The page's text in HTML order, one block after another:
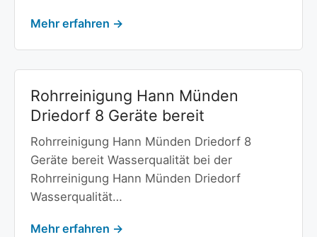
Mehr erfahren →
Rohrreinigung Hann Münden
Driedorf 8 Geräte bereit
Rohrreinigung Hann Münden Driedorf 8
Geräte bereit Wasserqualität bei der
Rohrreinigung Hann Münden Driedorf
Wasserqualität…
Mehr erfahren →